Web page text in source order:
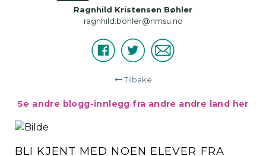
Ragnhild Kristensen Bøhler
ragnhild.bohler@nmsu.no
Del
FacebookTwitterE-
post
Tilbake
Se andre blogg-innlegg fra andre andre land her
BLI KJENT MED NOEN ELEVER FRA